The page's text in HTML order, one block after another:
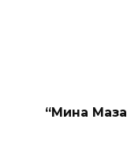
“Мина